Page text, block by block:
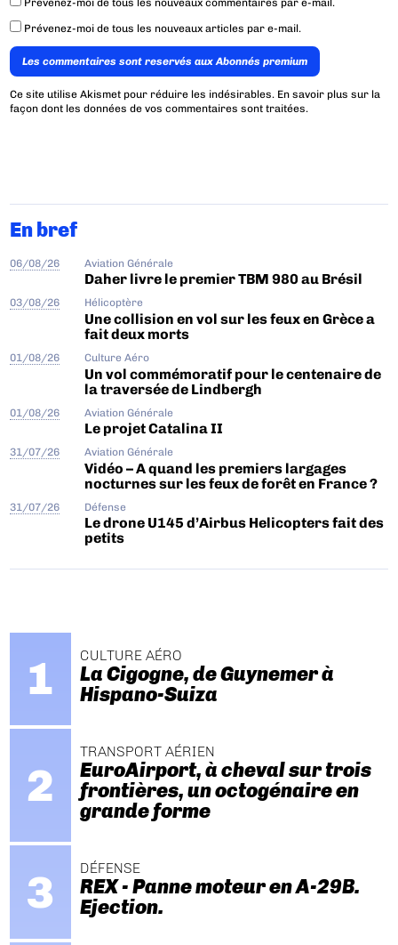
Prévenez-moi de tous les nouveaux commentaires par e-mail.
Prévenez-moi de tous les nouveaux articles par e-mail.
Les commentaires sont reservés aux Abonnés premium
Ce site utilise Akismet pour réduire les indésirables. En savoir plus sur la
façon dont les données de vos commentaires sont traitées.
En bref
06/08/26 Aviation Générale
Daher livre le premier TBM 980 au Brésil
03/08/26 Hélicoptère
Une collision en vol sur les feux en Grèce a
fait deux morts
01/08/26 Culture Aéro
Un vol commémoratif pour le centenaire de
la traversée de Lindbergh
01/08/26 Aviation Générale
Le projet Catalina II
31/07/26 Aviation Générale
Vidéo – A quand les premiers largages
nocturnes sur les feux de forêt en France ?
31/07/26 Défense
Le drone U145 d’Airbus Helicopters fait des
petits
CULTURE AÉRO
La Cigogne, de Guynemer à
Hispano-Suiza
TRANSPORT AÉRIEN
EuroAirport, à cheval sur trois
frontières, un octogénaire en
grande forme
DÉFENSE
REX - Panne moteur en A-29B.
Ejection.